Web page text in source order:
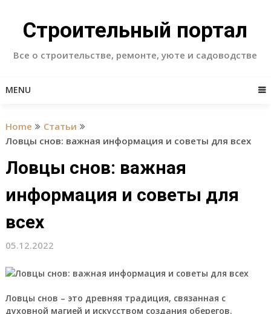
contentСтроительный портал
Все о строительстве, ремонте, уюте и садоводстве
MENU
Home
Статьи
Ловцы снов: важная информация и советы для всех
Ловцы снов: важная
информация и советы для
всех
05.12.2022
Ловцы снов – это древняя традиция, связанная с
духовной магией и искусством создания оберегов.